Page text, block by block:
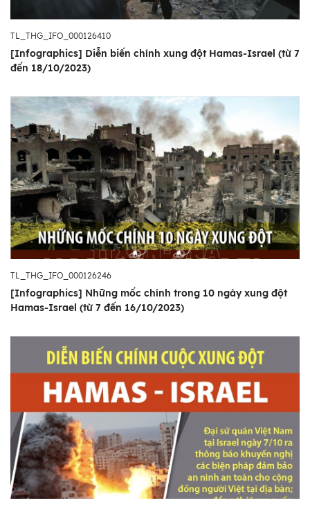
TL_THG_IFO_000126410
[Infographics] Diễn biến chính xung đột Hamas-Israel (từ 7
đến 18/10/2023)
TL_THG_IFO_000126246
[Infographics] Những mốc chính trong 10 ngày xung đột
Hamas-Israel (từ 7 đến 16/10/2023)